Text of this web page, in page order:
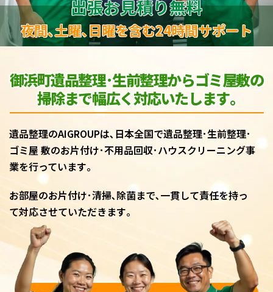
出張お見積り無料
夜間､土曜､日曜を含む24時間サポート
御浜町遺品整理･生前整理からゴミ屋敷の
掃除まで幅広く対応いたします｡
遺品整理のAIGROUPは､日本全国で遺品整理･生前整理･
ゴミ屋 敷のお片付け･不用品回収･ハウスクリーニング事
業を行っています｡
お部屋のお片付け･清掃､除菌まで､一貫して責任を持っ
て対応させていただきます｡